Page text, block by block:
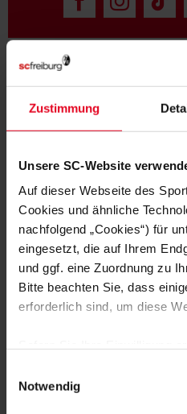
Zustimmung
Unsere SC-Website
Auf dieser Webseite des
Cookies und ähnliche
nachfolgend „Cookies“) für
eingesetzt, die auf Ihrem
und ggf. eine Zuordnung zu
Bitte beachten Sie, dass
erforderlich sind, um diese
Daten von Ihnen (z.B.
IP-Adressen) verarbeitet
Notwendig
ZUR
NOCH
0761-